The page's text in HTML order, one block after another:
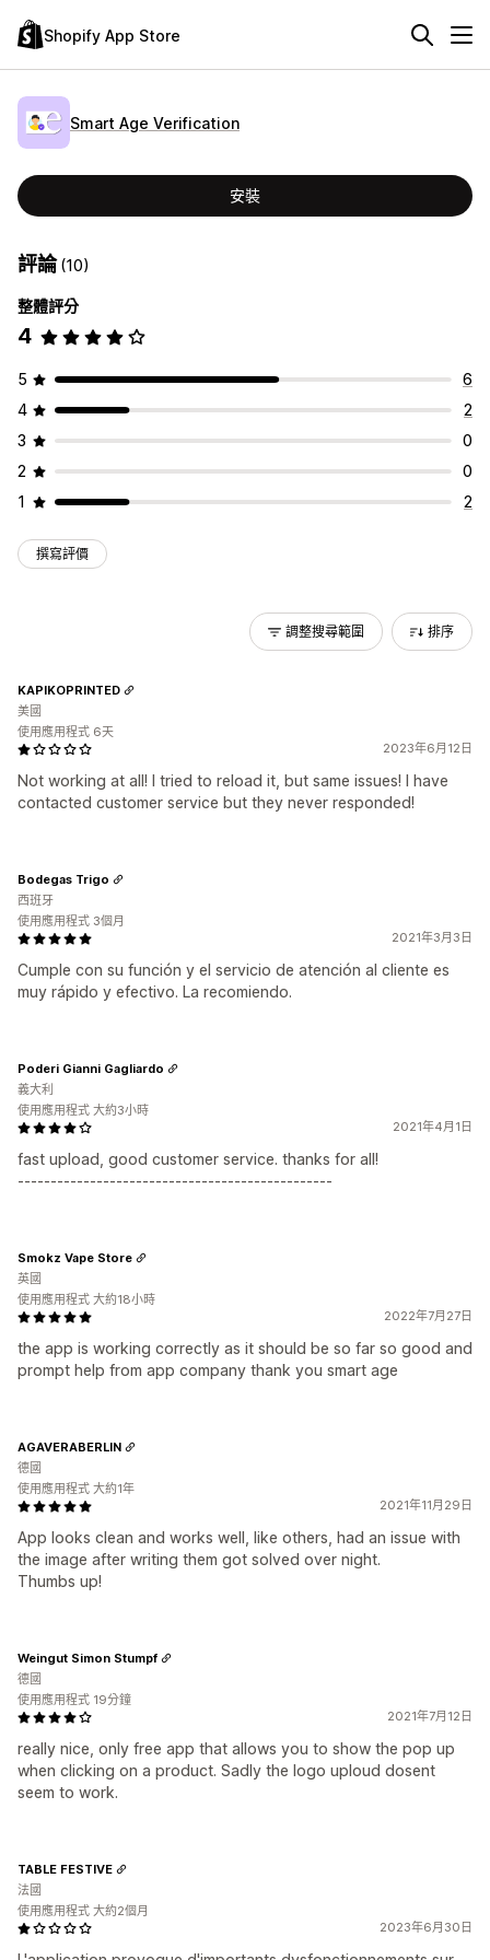
Shopify App Store
Smart Age Verification
安裝
評論(10)
整體評分
4
5
6
4
2
3
0
2
0
1
2
撰寫評價
調整搜尋範圍 排序
2023年6月12日
Not working at all! I tried to reload it, but same issues! I have
contacted customer service but they never responded!
KAPIKOPRINTED
美國
使用應用程式 6天
2021年3月3日
Cumple con su función y el servicio de atención al cliente es
muy rápido y efectivo. La recomiendo.
Bodegas Trigo
西班牙
使用應用程式 3個月
2021年4月1日
fast upload, good customer service. thanks for all!
------------------------------------------------
Poderi Gianni Gagliardo
義大利
使用應用程式 大約3小時
2022年7月27日
the app is working correctly as it should be so far so good and
prompt help from app company thank you smart age
Smokz Vape Store
英國
使用應用程式 大約18小時
2021年11月29日
App looks clean and works well, like others, had an issue with
the image after writing them got solved over night.
Thumbs up!
AGAVERABERLIN
德國
使用應用程式 大約1年
2021年7月12日
really nice, only free app that allows you to show the pop up
when clicking on a product. Sadly the logo uploud dosent
seem to work.
Weingut Simon Stumpf
德國
使用應用程式 19分鐘
2023年6月30日
TABLE FESTIVE
法國
使用應用程式 大約2個月